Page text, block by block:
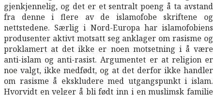
gjenkjennelig, og det er et sentralt poeng å ta avstand
fra denne i flere av de islamofobe skriftene og
nettstedene. Særlig i Nord-Europa har islamofobiens
produsenter aktivt motsatt seg anklager om rasisme og
proklamert at det ikke er noen motsetning i å være
anti-islam og anti-rasist. Argumentet er at religion er
noe valgt, ikke medfødt, og at det derfor ikke handler
om rasisme å ekskludere med utgangspunkt i islam.
Hvorvidt en velger å bli født inn i en muslimsk familie